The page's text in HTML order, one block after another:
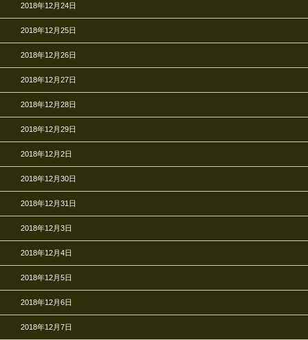
2018年12月24日
2018年12月25日
2018年12月26日
2018年12月27日
2018年12月28日
2018年12月29日
2018年12月2日
2018年12月30日
2018年12月31日
2018年12月3日
2018年12月4日
2018年12月5日
2018年12月6日
2018年12月7日